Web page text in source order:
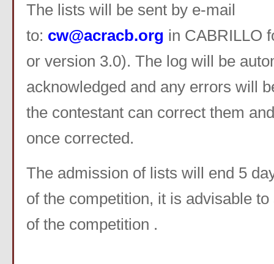
The lists will be sent by e-mail
to: cw@acracb.org in CABRILLO
or version 3.0). The log will be
acknowledged and any errors will
the contestant can correct them
once corrected.
The admission of lists will end 5
of the competition, it is advisable
of the competition .